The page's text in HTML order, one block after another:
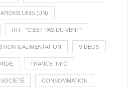
UNIS (UN)
RFI - "C'EST PAS DU VENT"
& ALIMENTATION VIDÉOS
FRANCE INFO
SOCIÉTÉ CONSOMMATION